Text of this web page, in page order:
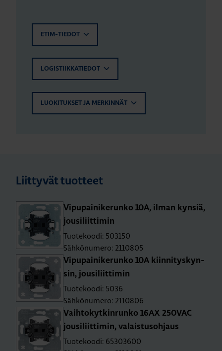
ETIM-TIEDOT
LOGISTIIKKATIEDOT
LUOKITUKSET JA MERKINNÄT
Liittyvät tuotteet
Vi­pu­pai­ni­ke­run­ko 10A, ilman kyn­siä,
jousi­liit­ti­min
Tuotekoodi: 503150
Sähkönumero: 2110805
Vi­pu­pai­ni­ke­run­ko 10A kiin­ni­tys­kyn­
sin, jousi­liit­ti­min
Tuotekoodi: 5036
Sähkönumero: 2110806
Vaih­to­kyt­kin­run­ko 16AX 250­VAC
jousi­liit­ti­min, va­lais­tusoh­jaus
Tuotekoodi: 65303600